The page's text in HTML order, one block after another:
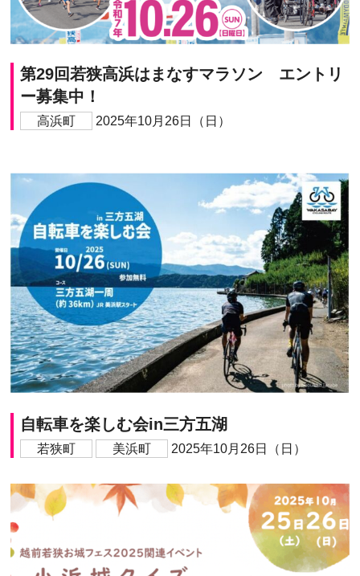
第29回若狭高浜はまなすマラソン エントリ
ー募集中！
高浜町 2025年10月26日（日）
自転車を楽しむ会in三方五湖
若狭町 美浜町 2025年10月26日（日）